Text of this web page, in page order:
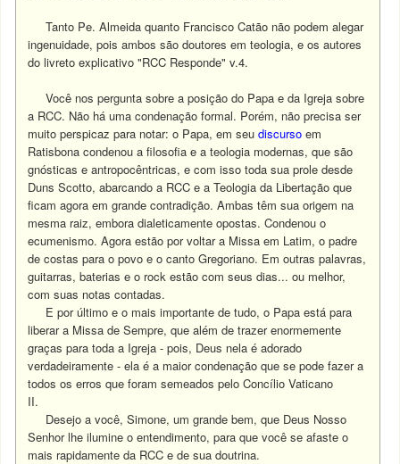
Tanto Pe. Almeida quanto Francisco Catão não podem alegar
ingenuidade, pois ambos são doutores em teologia, e os autores
do livreto explicativo "RCC Responde" v.4.
Você nos pergunta sobre a posição do Papa e da Igreja sobre
a RCC. Não há uma condenação formal. Porém, não precisa ser
muito perspicaz para notar: o Papa, em seudiscurso em
Ratisbona condenou a filosofia e a teologia modernas, que são
gnósticas e antropocêntricas, e com isso toda sua prole desde
Duns Scotto, abarcando a RCC e a Teologia da Libertação que
ficam agora em grande contradição. Ambas têm sua origem na
mesma raiz, embora dialeticamente opostas. Condenou o
ecumenismo. Agora estão por voltar a Missa em Latim, o padre
de costas para o povo e o canto Gregoriano. Em outras palavras,
guitarras, baterias e o rock estão com seus dias... ou melhor,
com suas notas contadas.
E por último e o mais importante de tudo, o Papa está para
liberar a Missa de Sempre, que além de trazer enormemente
graças para toda a Igreja - pois, Deus nela é adorado
verdadeiramente - ela é a maior condenação que se pode fazer a
todos os erros que foram semeados pelo Concílio Vaticano
II.
Desejo a você, Simone, um grande bem, que Deus Nosso
Senhor lhe ilumine o entendimento, para que você se afaste o
mais rapidamente da RCC e de sua doutrina.